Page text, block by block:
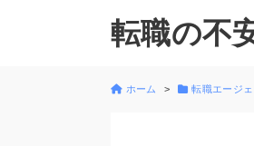
転職の不
ホーム 転職エージ